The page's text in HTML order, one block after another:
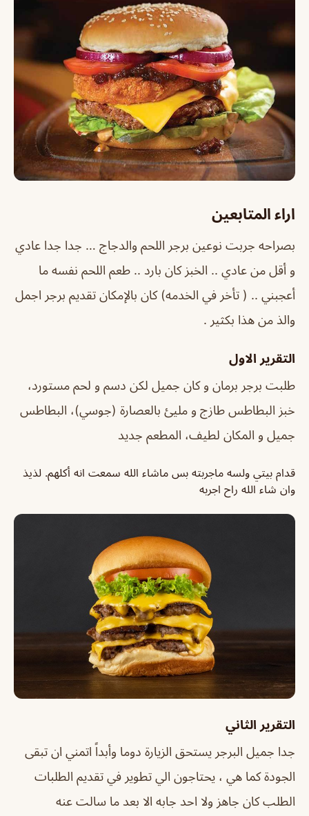
اراء المتابعين
بصراحه جربت نوعين برجر اللحم والدجاج … جدا جدا عادي
و أقل من عادي .. الخبز كان بارد .. طعم اللحم نفسه ما
أعجبني .. ( تأخر في الخدمه) كان بالإمكان تقديم برجر اجمل
والذ من هذا بكثير .
التقرير الاول
طلبت برجر برمان و كان جميل لكن دسم و لحم مستورد،
خبز البطاطس طازج و مليئ بالعصارة (جوسي)، البطاطس
جميل و المكان لطيف، المطعم جديد
قدام بيتي ولسه ماجربته بس ماشاء الله سمعت انه أكلهم. لذيذ
وان شاء الله راح اجربه
التقرير الثاني
جدا جميل البرجر يستحق الزيارة دوما وأبداً اتمني ان تبقى
الجودة كما هي ، يحتاجون الي تطوير في تقديم الطلبات
الطلب كان جاهز ولا احد جابه الا بعد ما سالت عنه